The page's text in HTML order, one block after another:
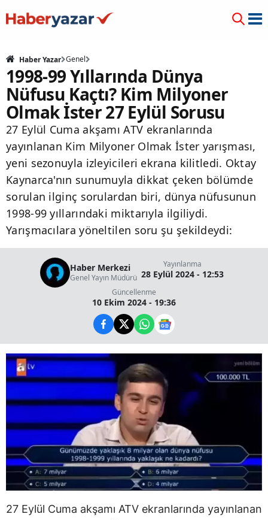
Haber Yazar Genel
1998-99 Yıllarında Dünya
Nüfusu Kaçtı? Kim Milyoner
Olmak İster 27 Eylül Sorusu
27 Eylül Cuma akşamı ATV ekranlarında
yayınlanan Kim Milyoner Olmak İster yarışması,
yeni sezonuyla izleyicileri ekrana kilitledi. Oktay
Kaynarca'nın sunumuyla dikkat çeken bölümde
sorulan ilginç sorulardan biri, dünya nüfusunun
1998-99 yıllarındaki miktarıyla ilgiliydi.
Yarışmacılara yöneltilen soru şu şekildeydi:
Haber Merkezi
Genel Yayın Müdürü
Yayınlanma
28 Eylül 2024 - 12:53
Güncellenme
10 Ekim 2024 - 19:36
27 Eylül Cuma akşamı ATV ekranlarında yayınlanan